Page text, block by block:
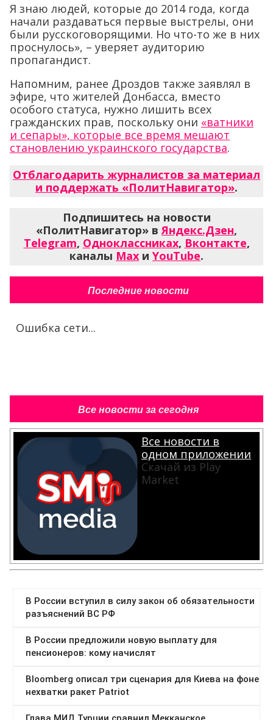
Я знаю людей, которые до 2014 года, когда
начали раздаваться первые выстрелы, они
были русскоговорящими. Но что-то же в них
проснулось», – уверяет аудиторию
пропагандист.
Напомним, ранее Дроздов также заявлял в
эфире, что жителей Донбасса, вместо
особого статуса, нужно лишить всех
гражданских прав, поскольку они «ватники
и сепары», которые все время мешают
становлению украинского государства.
Отблагодарить журналистов за материал
и поддержать «ПолитНавигатор».
Подпишитесь на новости
«ПолитНавигатор» вЯндекс.Дзен,
Telegram, Одноклассниках, Вконтакте,
каналы Max и YouTube.
Последние новости
Ошибка сети...
Все новости за сегодня
Все новости в
одном приложении
Скачай из Play
Market